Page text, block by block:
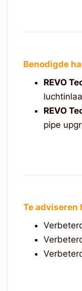
Benodigde
REVO
REVO
pipe
Te adviseren